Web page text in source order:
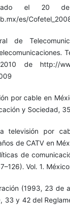
el 20
es/
de
de http://
por cable en
y Sociedad,
televisión por
de CATV en
de
Vol. 1.
(1993, 23 de
33 y 42 del